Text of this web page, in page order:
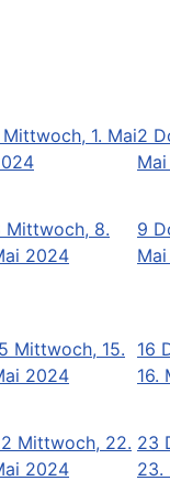
Mittwoch, 1. Mai2
Mittwoch, 8.
2024
9
Mittwoch, 15.
2024
16
16.
Mittwoch, 22.
2024
23
23.